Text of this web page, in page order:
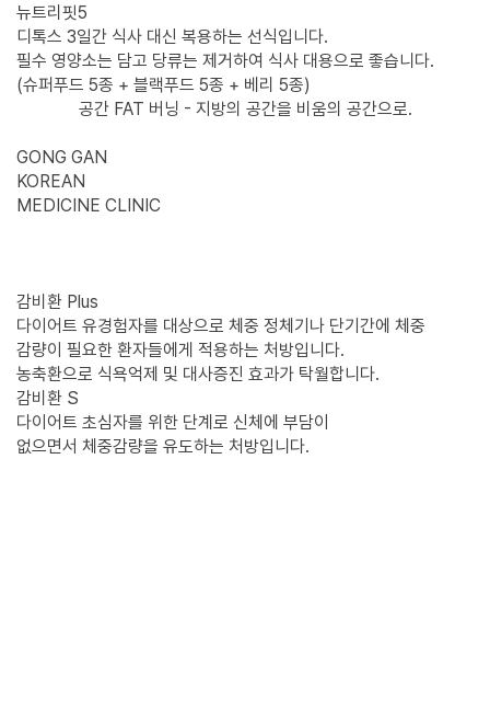
뉴트리핏5
디톡스 3일간 식사 대신 복용하는 선식입니다.
필수 영양소는 담고 당류는 제거하여 식사 대용으로 좋습니다.
(슈퍼푸드 5종 + 블랙푸드 5종 + 베리 5종)
공간 FAT 버닝 - 지방의 공간을 비움의 공간으로.
GONG GAN
KOREAN
MEDICINE CLINIC
감비환 Plus
다이어트 유경험자를 대상으로 체중 정체기나 단기간에 체중
감량이 필요한 환자들에게 적용하는 처방입니다.
농축환으로 식욕억제 및 대사증진 효과가 탁월합니다.
감비환 S
다이어트 초심자를 위한 단계로 신체에 부담이
없으면서 체중감량을 유도하는 처방입니다.